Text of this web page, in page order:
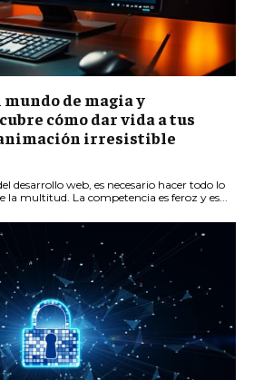
mundo de magia y
cómo dar vida a tus
irresistible
desarrollo web, es necesario hacer todo lo
la multitud. La competencia es feroz y es...